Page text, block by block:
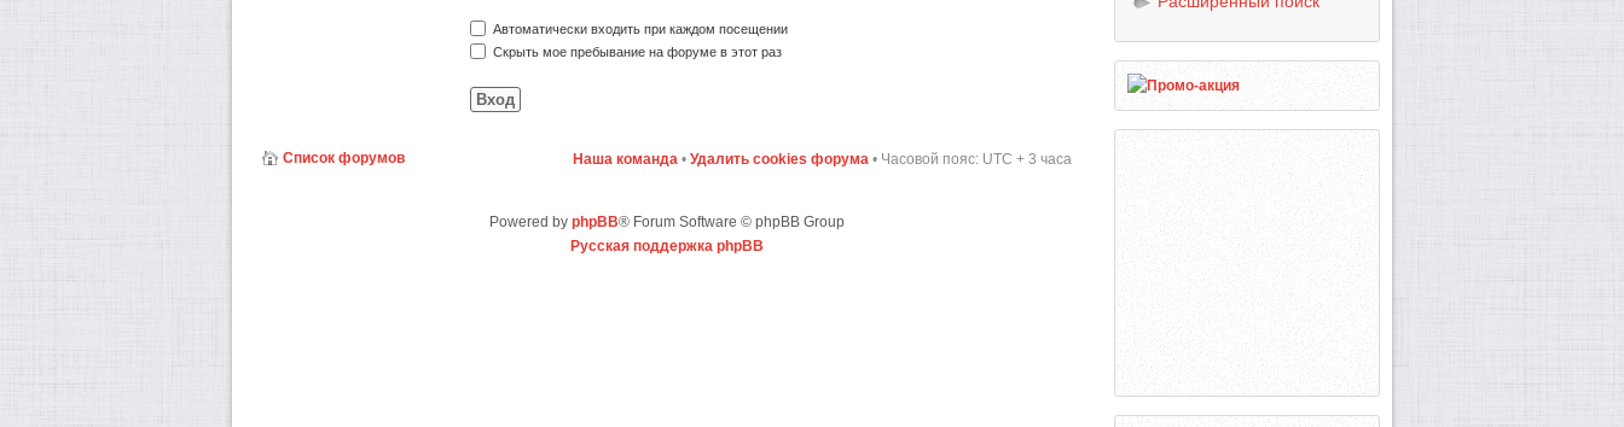
Автоматически входить при каждом посещении
Скрыть мое пребывание на форуме в этот раз
Список форумов Наша команда • Удалить cookies форума • Часовой пояс: UTC + 3 часа
Powered by phpBB® Forum Software © phpBB Group
Русская поддержка phpBB